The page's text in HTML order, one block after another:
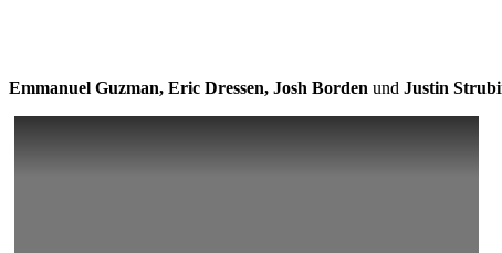
Emmanuel Guzman, Eric Dressen, Josh Borden und Justin